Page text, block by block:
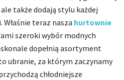
także dodają stylu każdej
teraz nasza hurtownie
szeroki wybór modnych
dopełnią asortyment
ubranie, za którym zaczynamy
chłodniejsze